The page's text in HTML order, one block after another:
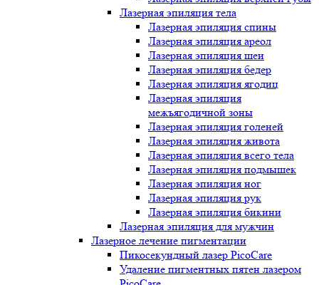
Лазерная эпиляция тела
Лазерная эпиляция спины
Лазерная эпиляция ареол
Лазерная эпиляция шеи
Лазерная эпиляция бедер
Лазерная эпиляция ягодиц
Лазерная эпиляция
межъягодичной зоны
Лазерная эпиляция голеней
Лазерная эпиляция живота
Лазерная эпиляция всего тела
Лазерная эпиляция подмышек
Лазерная эпиляция ног
Лазерная эпиляция рук
Лазерная эпиляция бикини
Лазерная эпиляция для мужчин
Лазерное лечение пигментации
Пикосекундный лазер PicoCare
Удаление пигментных пятен лазером